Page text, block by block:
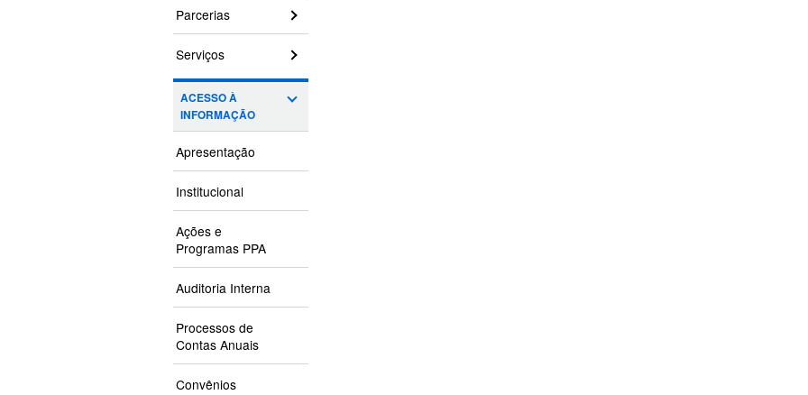
Parcerias
Serviços
ACESSO À
INFORMAÇÃO
Apresentação
Institucional
Ações e
Programas PPA
Auditoria Interna
Processos de
Contas Anuais
Convênios